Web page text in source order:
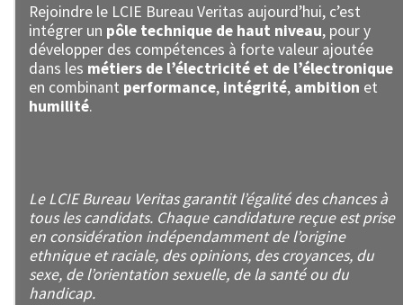
Rejoindre le LCIE Bureau Veritas aujourd’hui, c’est
intégrer un pôle technique de haut niveau, pour y
développer des compétences à forte valeur ajoutée
dans les métiers de l’électricité et de l’électronique
en combinant performance, intégrité, ambition et
humilité.
Le LCIE Bureau Veritas garantit l’égalité des chances à
tous les candidats. Chaque candidature reçue est prise
en considération indépendamment de l’origine
ethnique et raciale, des opinions, des croyances, du
sexe, de l’orientation sexuelle, de la santé ou du
handicap.